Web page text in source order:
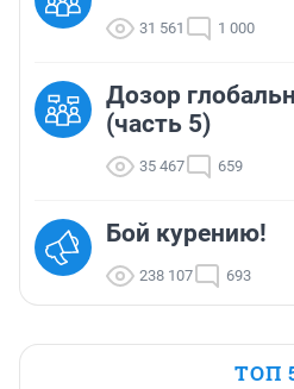
31 561 1 000
Дозор
(часть 5)
35 467 659
Бой курению!
238 107 693
ТОП